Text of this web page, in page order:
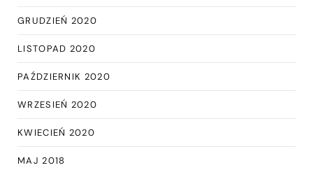
GRUDZIEŃ 2020
LISTOPAD 2020
PAŹDZIERNIK 2020
WRZESIEŃ 2020
KWIECIEŃ 2020
MAJ 2018